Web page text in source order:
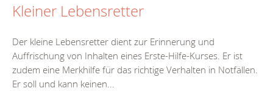
Kleiner Lebensretter
Der kleine Lebensretter dient zur Erinnerung und
Auffrischung von Inhalten eines Erste-Hilfe-Kurses. Er ist
zudem eine Merkhilfe für das richtige Verhalten in Notfällen.
Er soll und kann keinen...